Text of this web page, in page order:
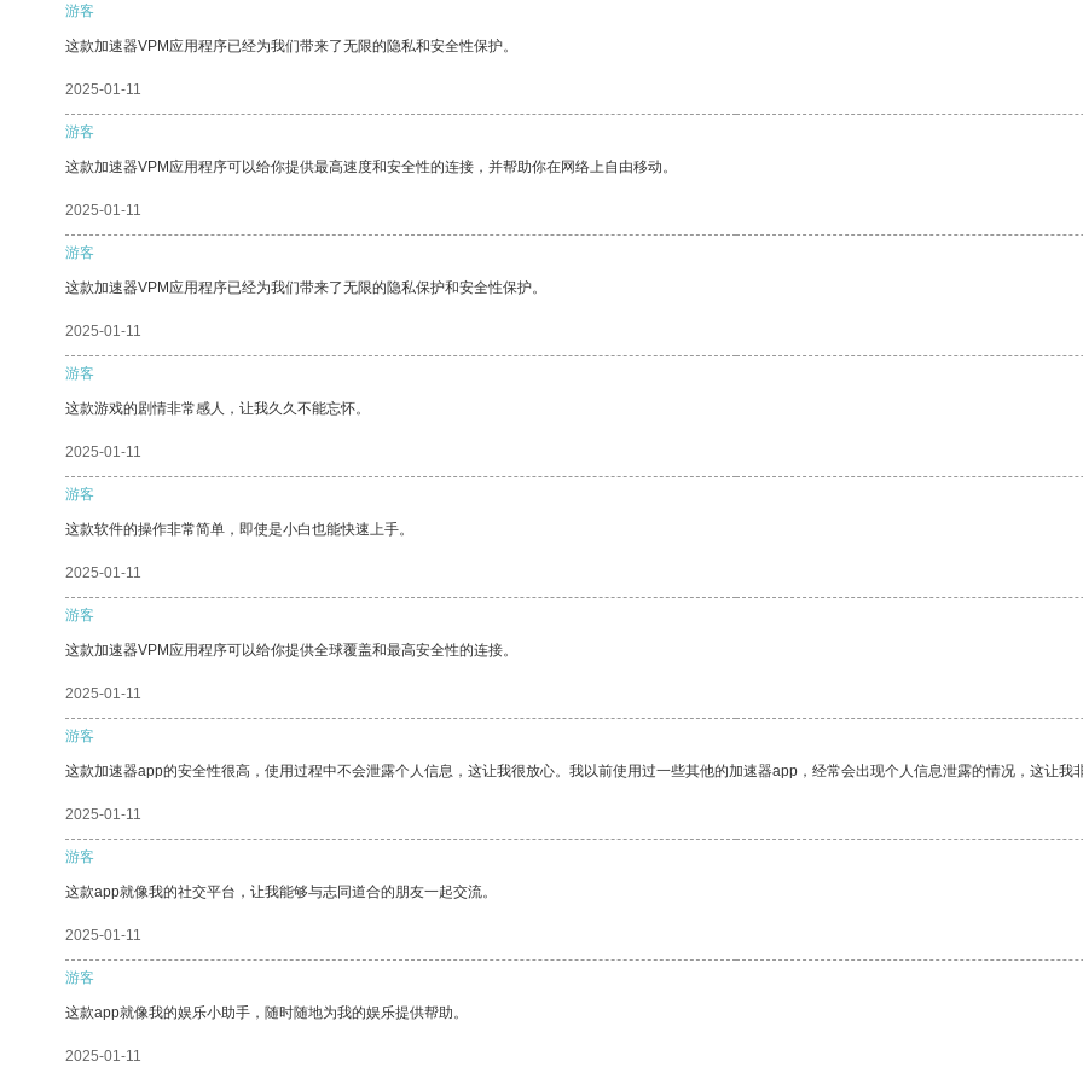
游客
这款加速器VPM应用程序已经为我们带来了无限的隐私和安全性保护。
2025-01-11
游客
这款加速器VPM应用程序可以给你提供最高速度和安全性的连接，并帮助你在网络上自由移动。
2025-01-11
游客
这款加速器VPM应用程序已经为我们带来了无限的隐私保护和安全性保护。
2025-01-11
游客
这款游戏的剧情非常感人，让我久久不能忘怀。
2025-01-11
游客
这款软件的操作非常简单，即使是小白也能快速上手。
2025-01-11
游客
这款加速器VPM应用程序可以给你提供全球覆盖和最高安全性的连接。
2025-01-11
游客
这款加速器app的安全性很高，使用过程中不会泄露个人信息，这让我很放心。我以前使用过一些其他的加速器app，经常会出现个人信息泄露的情况，这让我
2025-01-11
游客
这款app就像我的社交平台，让我能够与志同道合的朋友一起交流。
2025-01-11
游客
这款app就像我的娱乐小助手，随时随地为我的娱乐提供帮助。
2025-01-11